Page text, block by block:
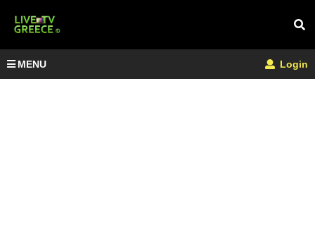
MENU Login